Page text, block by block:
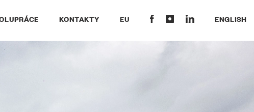
KONTAKTY EU ENGLISH